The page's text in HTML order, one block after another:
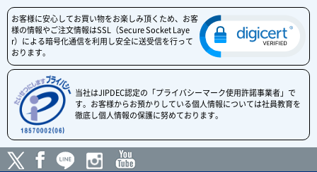
お客様に安心してお買い物をお楽しみ頂くため、お客
様の情報やご注文情報はSSL（Secure Socket Laye
r）による暗号化通信を利用し安全に送受信を行って
おります。
当社はJIPDEC認定の「プライバシーマーク使用許諾事業者」で
す。お客様からお預かりしている個人情報については社員教育を
徹底し個人情報の保護に努めております。